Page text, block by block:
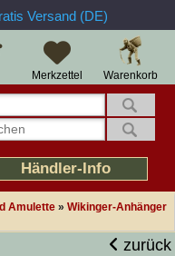
Versand (DE)
Warenkorb
Merkzettel
Händler-Info
Amulette » Wikinger-Anhänger
zurück
Tage Widerrufsrecht
25 Jahre Erfahrung
Rücküberweisung
bei Retouren
Auftragsabwicklung